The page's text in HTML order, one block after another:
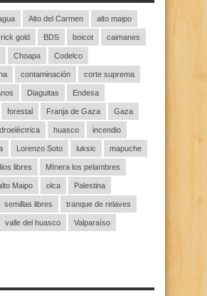
Alto del Carmen alto maipo
gold BDS boicot caimanes
Choapa Codelco
contaminación corte suprema
Diaguitas Endesa
forestal Franja de Gaza Gaza
huasco incendio
Lorenzo Soto luksic mapuche
libres MInera los pelambres
Maipo olca Palestina
semillas libres tranque de relaves
valle del huasco Valparaíso